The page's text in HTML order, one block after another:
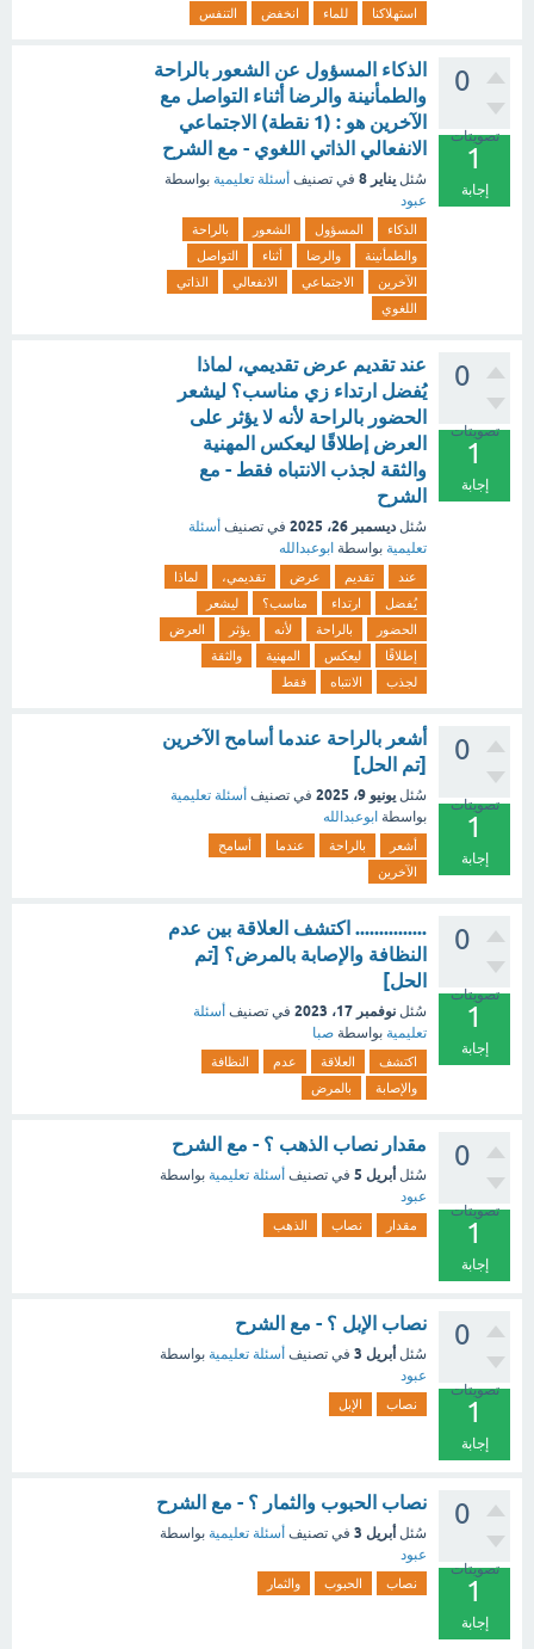
استهلاكنا
للماء انخفض التنفس
0
تصويتات
1
إجابة
الذكاء المسؤول عن الشعور بالراحة
والطمأنينة والرضا أثناء التواصل مع
الآخرين هو : (1 نقطة) الاجتماعي
الانفعالي الذاتي اللغوي - مع الشرح
سُئل يناير 8 في تصنيف أسئلة تعليمية بواسطة
عبود
الذكاء المسؤول الشعور
بالراحة
والطمأنينة
والرضا أثناء
التواصل
الآخرين
الاجتماعي الانفعالي
الذاتي
اللغوي
0
تصويتات
1
إجابة
عند تقديم عرض تقديمي، لماذا
يُفضل ارتداء زي مناسب؟ ليشعر
الحضور بالراحة لأنه لا يؤثر على
العرض إطلاقًا ليعكس المهنية
والثقة لجذب الانتباه فقط - مع
الشرح
سُئل ديسمبر 26، 2025 في تصنيف أسئلة
تعليمية بواسطة ابوعبدالله
عند تقديم عرض تقديمي،
لماذا
يُفضل
ارتداء مناسب؟
ليشعر
الحضور
بالراحة لأنه يؤثر
العرض
إطلاقًا
ليعكس المهنية
والثقة
لجذب
الانتباه فقط
0
تصويتات
1
إجابة
أشعر بالراحة عندما أسامح الآخرين
[تم الحل]
سُئل يونيو 9، 2025 في تصنيف أسئلة تعليمية
بواسطة ابوعبدالله
أشعر بالراحة عندما
أسامح
الآخرين
0
تصويتات
1
إجابة
............... اكتشف العلاقة بين عدم
النظافة والإصابة بالمرض؟ [تم
الحل]
سُئل نوفمبر 17، 2023 في تصنيف أسئلة
تعليمية بواسطة صبا
اكتشف العلاقة عدم
النظافة
والإصابة
بالمرض
0
تصويتات
1
إجابة
مقدار نصاب الذهب ؟ - مع الشرح
سُئل أبريل 5 في تصنيف أسئلة تعليمية بواسطة
عبود
مقدار نصاب الذهب
0
تصويتات
1
إجابة
نصاب الإبل ؟ - مع الشرح
سُئل أبريل 3 في تصنيف أسئلة تعليمية بواسطة
عبود
نصاب الإبل
0
تصويتات
1
إجابة
نصاب الحبوب والثمار ؟ - مع الشرح
سُئل أبريل 3 في تصنيف أسئلة تعليمية بواسطة
عبود
نصاب الحبوب والثمار